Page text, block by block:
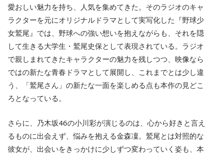
愛おしい魅力を持ち、人気を集めてきた。そのラジオのキャ
ラクターを元にオリジナルドラマとして実写化した『野球少
女鷲尾』では、野球への強い想いを抱えながらも、それを隠
して生きる大学生・鷲尾史保として表現されている。ラジオ
で親しまれてきたキャラクターの魅力を残しつつ、映像なら
ではの新たな青春ドラマとして展開し、これまでとは少し違
う、「鷲尾さん」の新たな一面を楽しめる点も本作の見どこ
ろとなっている。
さらに、乃木坂46の小川彩が演じるのは、心から好きと言え
るものに出会えず、悩みを抱える金森凜。鷲尾とは対照的な
彼女が、出会いをきっかけに少しずつ変わっていく姿も、本